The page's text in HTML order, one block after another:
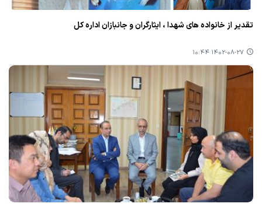
تقدیر از خانواده های شهدا ، ایثارگران و جانبازان اداره كل
۱۴۰۲-۰۸-۲۷ ۱۰:۴۴